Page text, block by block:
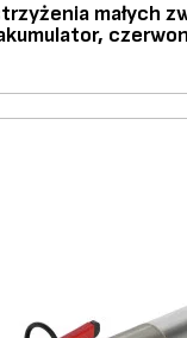
małych